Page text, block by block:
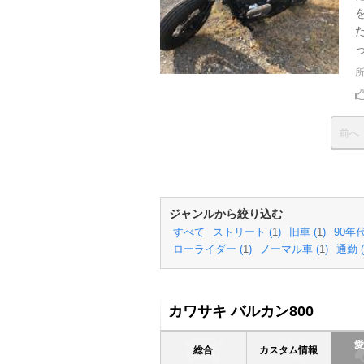
前へ
ジャンルから絞り込む
すべて ストリート (1 ) 旧車 (1 )
90年
ローライダー (1 ) ノーマル車 (1 ) 通勤 (
カワサキ バルカン800
総合 カスタム情報